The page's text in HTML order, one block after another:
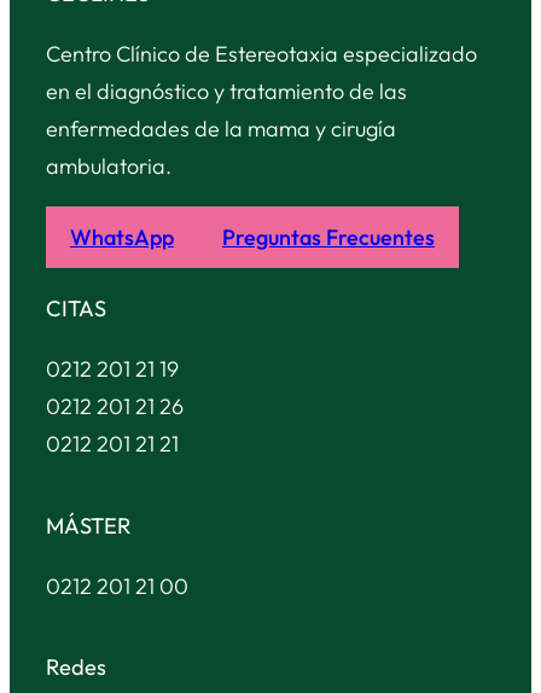
Centro Clínico de Estereotaxia especializado
en el diagnóstico y tratamiento de las
enfermedades de la mama y cirugía
ambulatoria.
WhatsApp Preguntas Frecuentes
CITAS
0212 201 21 19
0212 201 21 26
0212 201 21 21
MÁSTER
0212 201 21 00
Redes